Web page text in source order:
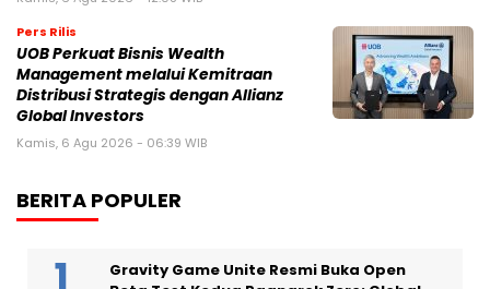
Pers Rilis
UOB Perkuat Bisnis Wealth
Management melalui Kemitraan
Distribusi Strategis dengan Allianz
Global Investors
Kamis, 6 Agu 2026 - 06:39 WIB
BERITA POPULER
Gravity Game Unite Resmi Buka Open